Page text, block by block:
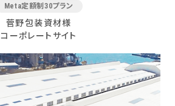
Meta定額制30プラン
菅野包装資材様
コーポレートサイト